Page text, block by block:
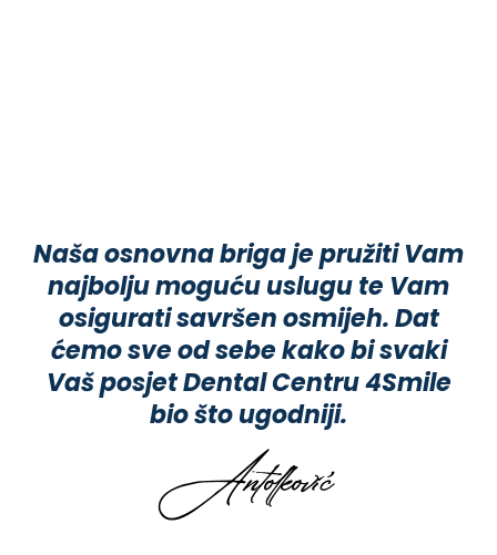
Naša osnovna briga je pružiti Vam
najbolju moguću uslugu te Vam
osigurati savršen osmijeh. Dat
ćemo sve od sebe kako bi svaki
Vaš posjet Dental Centru 4Smile
bio što ugodniji.